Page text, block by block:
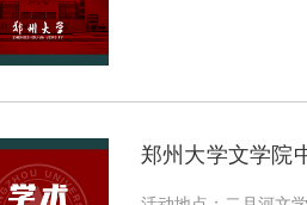
郑州大学文学院